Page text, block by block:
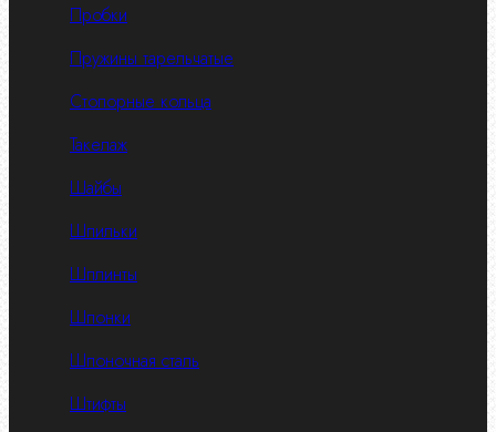
Пробки
Пружины тарельчатые
Стопорные кольца
Такелаж
Шайбы
Шпильки
Шплинты
Шпонки
Шпоночная сталь
Штифты